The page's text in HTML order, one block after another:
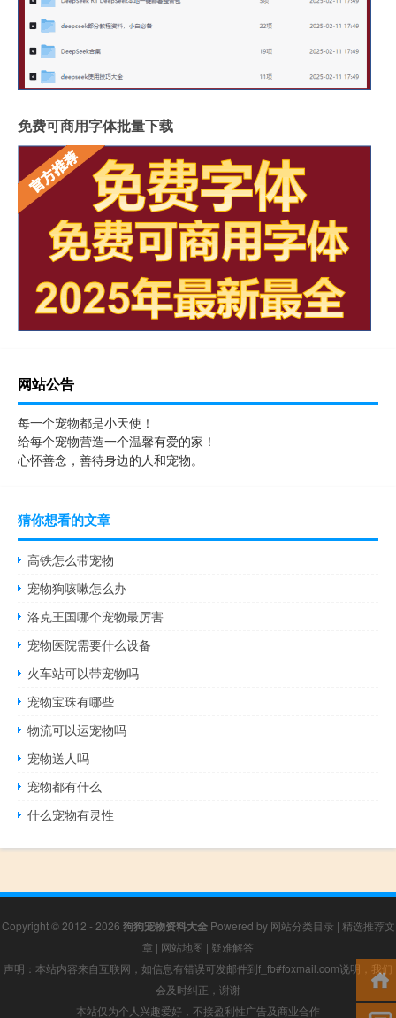
免费可商用字体批量下载
网站公告
每一个宠物都是小天使！
给每个宠物营造一个温馨有爱的家！
心怀善念，善待身边的人和宠物。
猜你想看的文章
高铁怎么带宠物
宠物狗咳嗽怎么办
洛克王国哪个宠物最厉害
宠物医院需要什么设备
火车站可以带宠物吗
宠物宝珠有哪些
物流可以运宠物吗
宠物送人吗
宠物都有什么
什么宠物有灵性
Copyright © 2012 - 2026 狗狗宠物资料大全Powered by 网站分类目录 | 精选推荐文
章 | 网站地图 | 疑难解答
声明：本站内容来自互联网，如信息有错误可发邮件到f_fb#foxmail.com说明，我们
会及时纠正，谢谢
本站仅为个人兴趣爱好，不接盈利性广告及商业合作